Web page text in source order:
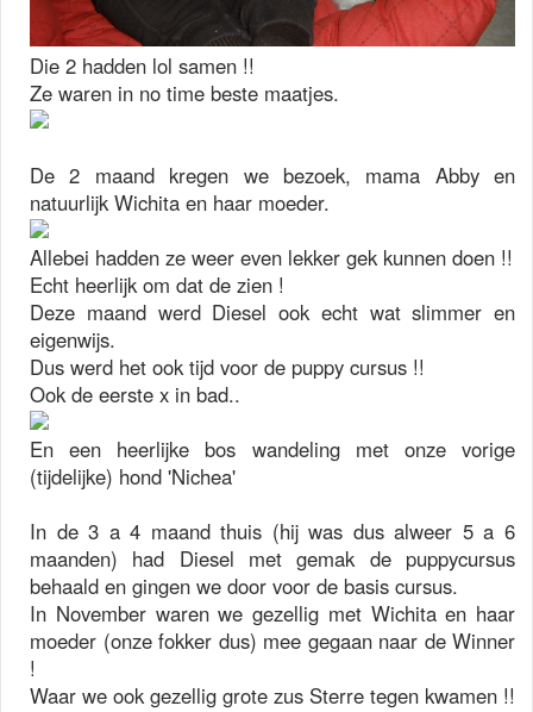
Die 2 hadden lol samen !!
Ze waren in no time beste maatjes.
De 2 maand kregen we bezoek, mama Abby en
natuurlijk Wichita en haar moeder.
Allebei hadden ze weer even lekker gek kunnen doen !!
Echt heerlijk om dat de zien !
Deze maand werd Diesel ook echt wat slimmer en
eigenwijs.
Dus werd het ook tijd voor de puppy cursus !!
Ook de eerste x in bad..
En een heerlijke bos wandeling met onze vorige
(tijdelijke) hond 'Nichea'
In de 3 a 4 maand thuis (hij was dus alweer 5 a 6
maanden) had Diesel met gemak de puppycursus
behaald en gingen we door voor de basis cursus.
In November waren we gezellig met Wichita en haar
moeder (onze fokker dus) mee gegaan naar de Winner
!
Waar we ook gezellig grote zus Sterre tegen kwamen !!